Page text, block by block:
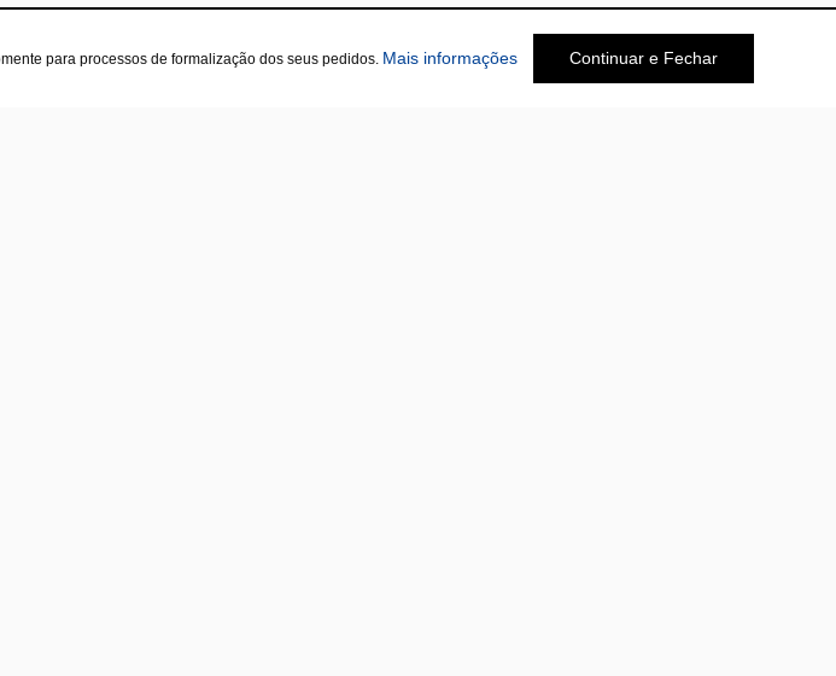
para processos de formalização dos seus pedidos. Mais informações Continuar e Fechar